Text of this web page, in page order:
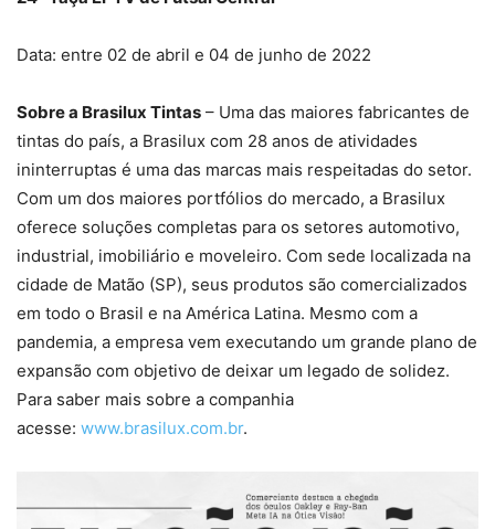
Data: entre 02 de abril e 04 de junho de 2022
Sobre a Brasilux Tintas – Uma das maiores fabricantes de
tintas do país, a Brasilux com 28 anos de atividades
ininterruptas é uma das marcas mais respeitadas do setor.
Com um dos maiores portfólios do mercado, a Brasilux
oferece soluções completas para os setores automotivo,
industrial, imobiliário e moveleiro. Com sede localizada na
cidade de Matão (SP), seus produtos são comercializados
em todo o Brasil e na América Latina. Mesmo com a
pandemia, a empresa vem executando um grande plano de
expansão com objetivo de deixar um legado de solidez.
Para saber mais sobre a companhia
acesse: www.brasilux.com.br.